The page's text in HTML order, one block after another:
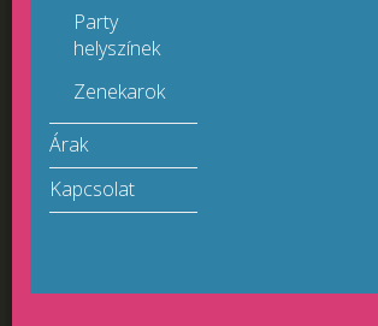
Party
helyszínek
Zenekarok
Árak
Kapcsolat